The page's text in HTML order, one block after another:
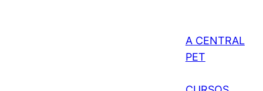
A CENTRAL
PET